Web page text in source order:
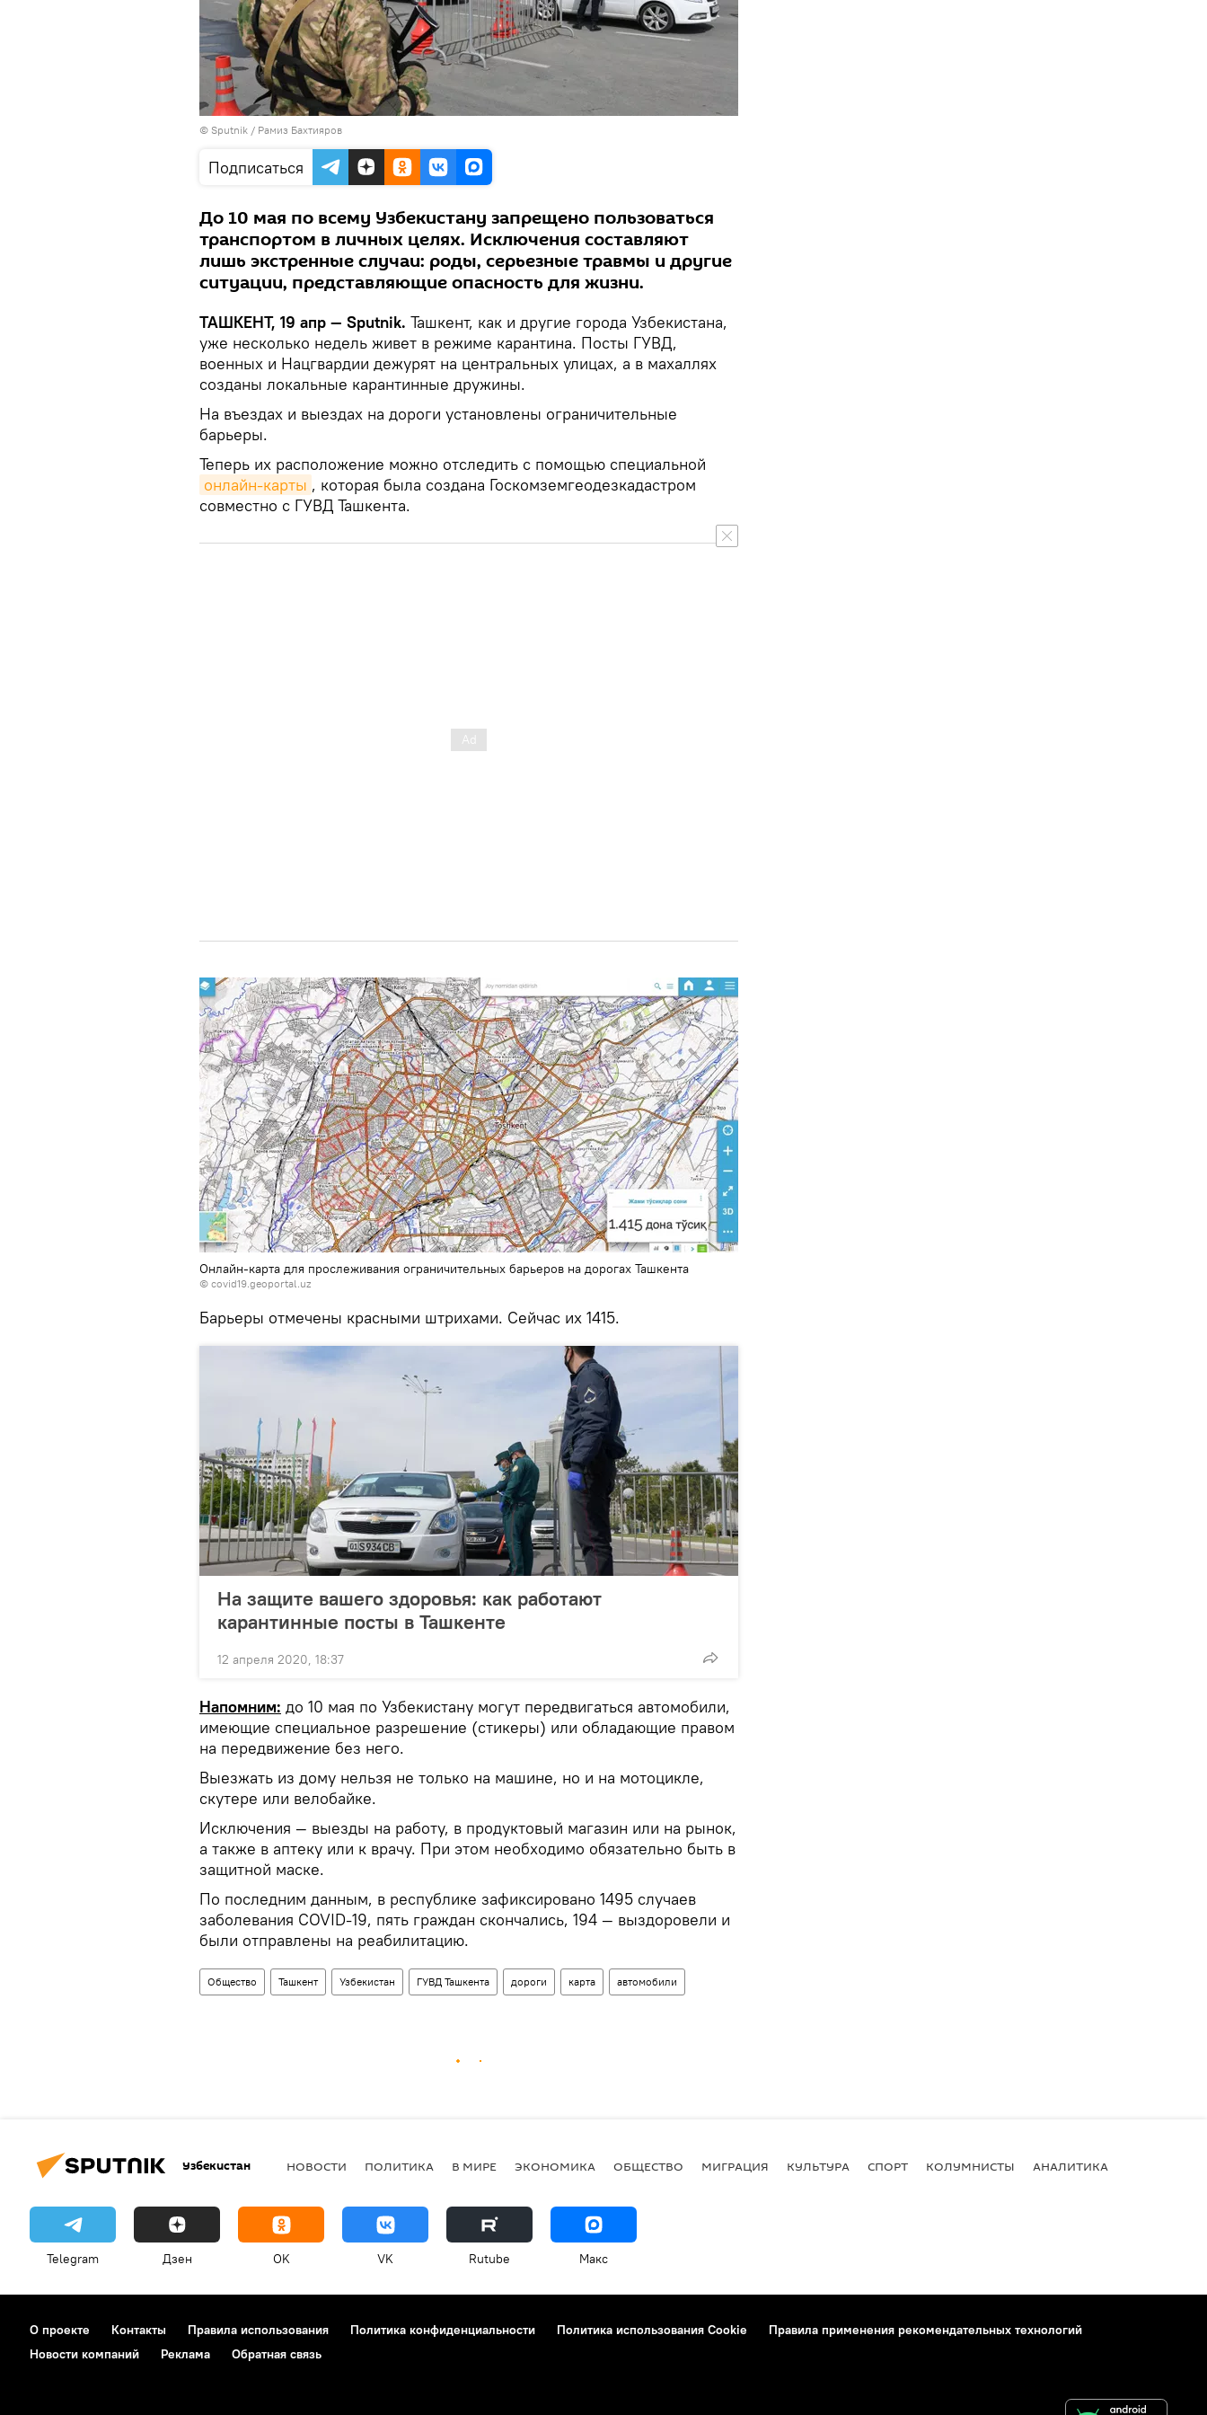
© Sputnik / Рамиз Бахтияров
Подписаться
До 10 мая по всему Узбекистану запрещено пользоваться
транспортом в личных целях. Исключения составляют
лишь экстренные случаи: роды, серьезные травмы и другие
ситуации, представляющие опасность для жизни.
ТАШКЕНТ, 19 апр — Sputnik. Ташкент, как и другие города Узбекистана,
уже несколько недель живет в режиме карантина. Посты ГУВД,
военных и Нацгвардии дежурят на центральных улицах, а в махаллях
созданы локальные карантинные дружины.
На въездах и выездах на дороги установлены ограничительные
барьеры.
Теперь их расположение можно отследить с помощью специальной
онлайн-карты , которая была создана Госкомземгеодезкадастром
совместно с ГУВД Ташкента.
Онлайн-карта для прослеживания ограничительных барьеров на дорогах Ташкента
© covid19.geoportal.uz
Барьеры отмечены красными штрихами. Сейчас их 1415.
На защите вашего здоровья: как работают
карантинные посты в Ташкенте
12 апреля 2020, 18:37
Напомним: до 10 мая по Узбекистану могут передвигаться автомобили,
имеющие специальное разрешение (стикеры) или обладающие правом
на передвижение без него.
Выезжать из дому нельзя не только на машине, но и на мотоцикле,
скутере или велобайке.
Исключения — выезды на работу, в продуктовый магазин или на рынок,
а также в аптеку или к врачу. При этом необходимо обязательно быть в
защитной маске.
По последним данным, в республике зафиксировано 1495 случаев
заболевания COVID-19, пять граждан скончались, 194 — выздоровели и
были отправлены на реабилитацию.
Общество Ташкент Узбекистан ГУВД Ташкента дороги карта автомобили
Узбекистан НОВОСТИ ПОЛИТИКА В МИРЕ ЭКОНОМИКА ОБЩЕСТВО МИГРАЦИЯ КУЛЬТУРА СПОРТ КОЛУМНИСТЫ АНАЛИТИКА
Telegram Дзен OK VK Rutube Макс
О проекте Контакты Правила использования Политика конфиденциальности Политика использования Cookie
Правила применения рекомендательных технологий
Новости компаний
Реклама Обратная связь